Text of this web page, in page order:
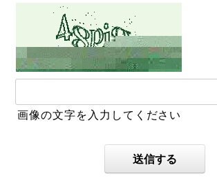
画像の文字を入力してください
送信する